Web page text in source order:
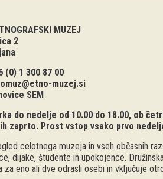
MUZEJ
2
(0) 1 300 87 00
muzej.si
SEM
do nedelje od 10.00 do 18.00, ob
zaprto. Prost vstop vsako prvo
celotnega muzeja in vseh občasnih
dijake, študente in upokojence.
za eno ali dve odrasli osebi in vključuje